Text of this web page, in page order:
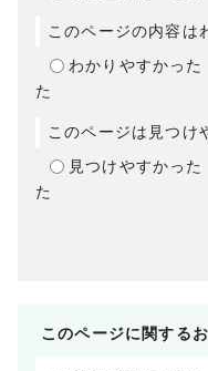
このページの内容は
わかりやすかった
た
このページは見つけ
見つけやすかった
た
このページに関する